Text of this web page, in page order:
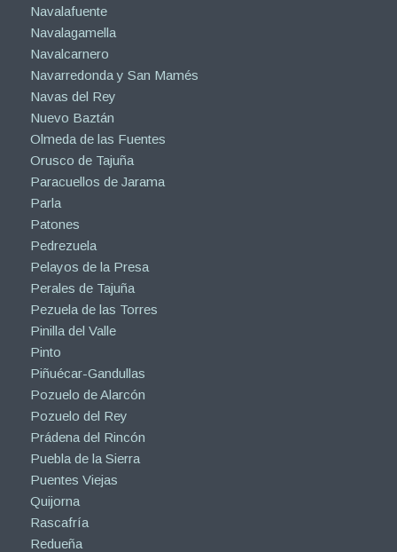
Navalafuente
Navalagamella
Navalcarnero
Navarredonda y San Mamés
Navas del Rey
Nuevo Baztán
Olmeda de las Fuentes
Orusco de Tajuña
Paracuellos de Jarama
Parla
Patones
Pedrezuela
Pelayos de la Presa
Perales de Tajuña
Pezuela de las Torres
Pinilla del Valle
Pinto
Piñuécar-Gandullas
Pozuelo de Alarcón
Pozuelo del Rey
Prádena del Rincón
Puebla de la Sierra
Puentes Viejas
Quijorna
Rascafría
Redueña